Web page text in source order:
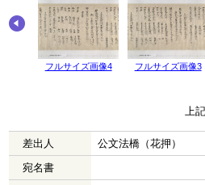
フルサイズ画像4 フルサイズ画像3
上
差出人
公文法橋（花押）
宛名書